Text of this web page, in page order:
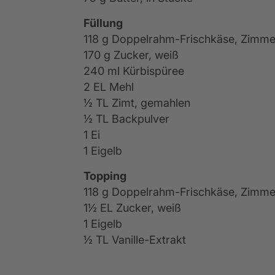
Füllung
118 g Doppelrahm-Frischkäse,
170 g Zucker, weiß
240 ml Kürbispüree
2 EL Mehl
½ TL Zimt, gemahlen
½ TL Backpulver
1 Ei
1 Eigelb
Topping
118 g Doppelrahm-Frischkäse,
1½ EL Zucker, weiß
1 Eigelb
½ TL Vanille-Extrakt